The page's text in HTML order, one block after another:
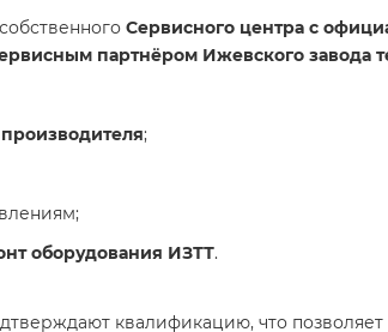
Сервисного центра с
партнёром Ижевского завода
;
оборудования ИЗТТ.
квалификацию, что позволяет